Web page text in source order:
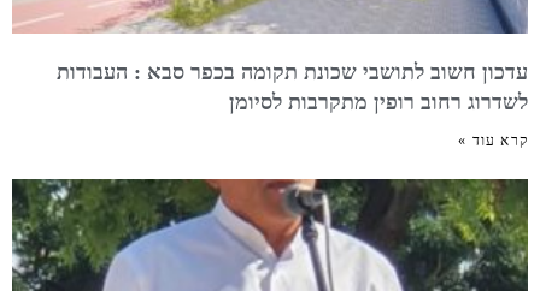
עדכון חשוב לתושבי שכונת תקומה בכפר סבא : העבודות
לשדרוג רחוב רופין מתקרבות לסיומן
קרא עוד »